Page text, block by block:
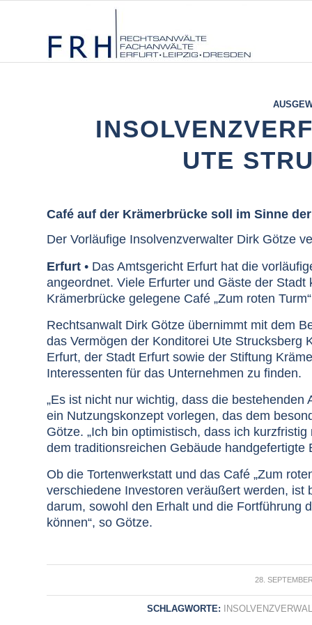
UTE
Café auf der Krämerbrücke soll im Sinne
Der Vorläufige Insolvenzverwalter Dirk Götze
Erfurt • Das Amtsgericht Erfurt hat die
angeordnet. Viele Erfurter und Gäste der
Krämerbrücke gelegene Café „Zum roten
Rechtsanwalt Dirk Götze übernimmt mit dem
das Vermögen der Konditorei Ute Strucksberg
Erfurt, der Stadt Erfurt sowie der Stiftung
Interessenten für das Unternehmen zu finden.
„Es ist nicht nur wichtig, dass die
ein Nutzungskonzept vorlegen, das dem
Götze. „Ich bin optimistisch, dass ich
dem traditionsreichen Gebäude handgefertigte
Ob die Tortenwerkstatt und das Café „Zum
verschiedene Investoren veräußert werden, ist
darum, sowohl den Erhalt und die Fortführung
können“, so Götze.
28. /
SCHLAGWORTE: